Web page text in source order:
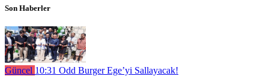
Son Haberler
Güncel 10:31 Odd Burger Ege’yi Sallayacak!